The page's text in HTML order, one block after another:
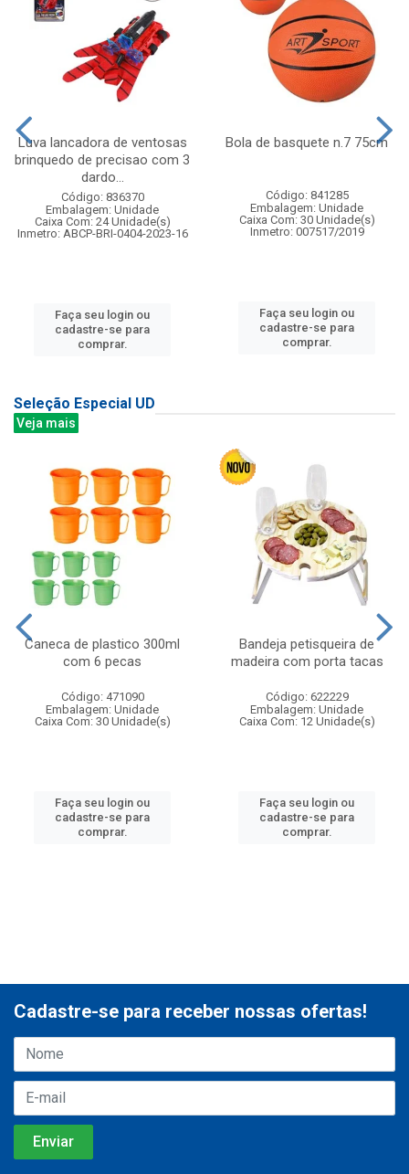
Luva lancadora de ventosas
brinquedo de precisao com 3
dardo...
Código: 836370
Embalagem: Unidade
Caixa Com: 24 Unidade(s)
Inmetro: ABCP-BRI-0404-2023-16
Faça seu login ou
cadastre-se para
comprar.
Bola de basquete n.7 75cm
Código: 841285
Embalagem: Unidade
Caixa Com: 30 Unidade(s)
Inmetro: 007517/2019
Faça seu login ou
cadastre-se para
comprar.
Seleção Especial UD
Veja mais
Caneca de plastico 300ml
com 6 pecas
Código: 471090
Embalagem: Unidade
Caixa Com: 30 Unidade(s)
Faça seu login ou
cadastre-se para
comprar.
Bandeja petisqueira de
madeira com porta tacas
Código: 622229
Embalagem: Unidade
Caixa Com: 12 Unidade(s)
Faça seu login ou
cadastre-se para
comprar.
Cadastre-se para receber nossas ofertas!